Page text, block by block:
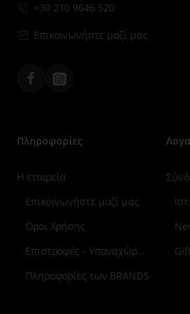
+30 210 9646 520
Επικοινωνήστε μαζί μας
FacebookInstagram
Πληροφορίες
Η εταιρεία
Επικοινωνήστε μαζί μας
Όροι Χρήσης
Επιστροφές - Υπαναχώρηση
Πληροφορίες των BRANDS